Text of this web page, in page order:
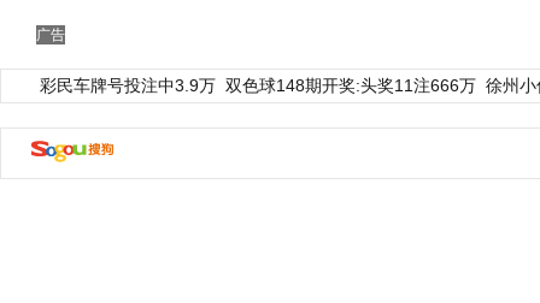
广告
彩民车牌号投注中3.9万 双色球148期开奖:头奖11注666万 徐州